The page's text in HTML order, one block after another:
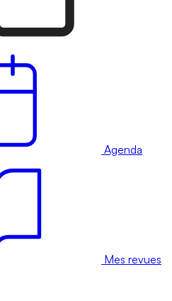
Agenda
Mes revues